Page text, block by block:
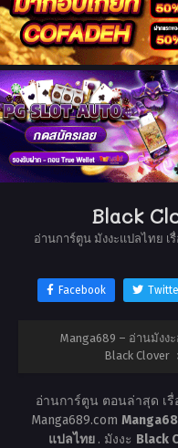
Black
อ่านการ์ตูน มังงะแปลไทย เรื่
Facebook
Manga689 – อ่านมัง
Black Clover
อ่านการ์ตูน ตอนล่าสุด เรื่
Manga689.com
แปลไทย . มังงะ Black